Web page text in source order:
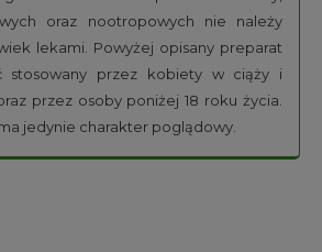
oraz nootropowych nie należy
lekami. Powyżej opisany preparat
stosowany przez kobiety w ciąży i
przez osoby poniżej 18 roku życia.
jedynie charakter poglądowy.